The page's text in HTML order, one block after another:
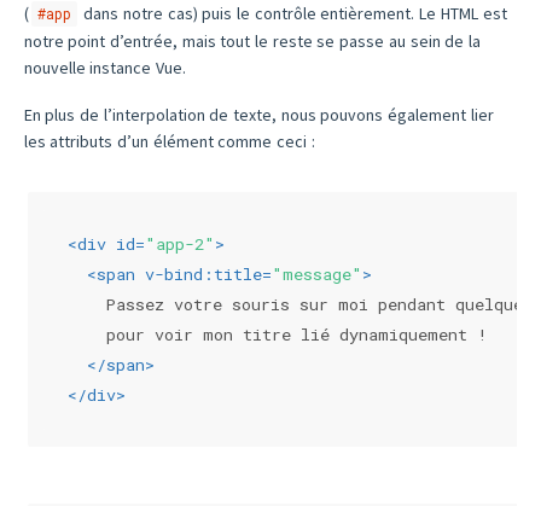
( #app
dans notre cas) puis le contrôle entièrement. Le HTML est
notre point d’entrée, mais tout le reste se passe au sein de la
nouvelle instance Vue.
En plus de l’interpolation de texte, nous pouvons également lier
les attributs d’un élément comme ceci :
<div id="app-2" >
<span v-bind:title="message" >
Passez votre souris sur moi pendant quelques
    pour voir mon titre lié dynamiquement !
</span>
</div>